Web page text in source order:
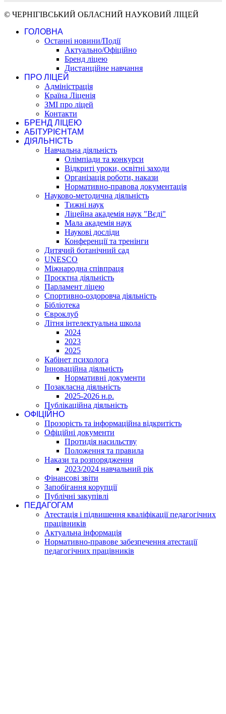
© ЧЕРНІГІВСЬКИЙ ОБЛАСНИЙ НАУКОВИЙ ЛІЦЕЙ
ГОЛОВНА
Останні новини/Події
Актуально/Офіційно
Бренд ліцею
Дистанційне навчання
ПРО ЛІЦЕЙ
Адміністрація
Країна Ліценія
ЗМІ про ліцей
Контакти
БРЕНД ЛІЦЕЮ
АБІТУРІЄНТАМ
ДІЯЛЬНІСТЬ
Навчальна діяльність
Олімпіади та конкурси
Відкриті уроки, освітні заходи
Організація роботи, накази
Нормативно-правова документація
Науково-методична діяльність
Тижні наук
Ліцейна академія наук "Вєді"
Мала академія наук
Наукові досліди
Конференції та тренінги
Дитячий ботанічний сад
UNESCO
Міжнародна співпраця
Проєктна діяльність
Парламент ліцею
Спортивно-оздоровча діяльність
Бібліотека
Євроклуб
Літня інтелектуальна школа
2024
2023
2025
Кабінет психолога
Інноваційна діяльність
Нормативні документи
Позакласна діяльність
2025-2026 н.р.
Публікаційна діяльність
ОФІЦІЙНО
Прозорість та інформаційна відкритість
Офіційні документи
Протидія насильству
Положення та правила
Накази та розпорядження
2023/2024 навчальний рік
Фінансові звіти
Запобігання корупції
Публічні закупівлі
ПЕДАГОГАМ
Атестація і підвишення кваліфікації педагогічних
працівників
Актуальна інформація
Нормативно-правове забезпечення атестації
педагогічних працівників